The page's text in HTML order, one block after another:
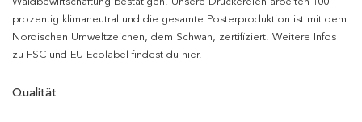
prozentig klimaneutral und die gesamte Posterproduktion ist mit dem
Nordischen Umweltzeichen, dem Schwan, zertifiziert. Weitere Infos
zu FSC und EU Ecolabel findest du hier.
Qualität